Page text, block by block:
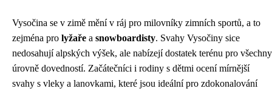
Vysočina se v zimě mění v ráj pro milovníky zimních sportů, a to
zejména pro lyžaře a snowboardisty. Svahy Vysočiny sice
nedosahují alpských výšek, ale nabízejí dostatek terénu pro všechny
úrovně dovedností. Začátečníci i rodiny s dětmi ocení mírnější
svahy s vleky a lanovkami, které jsou ideální pro zdokonalování